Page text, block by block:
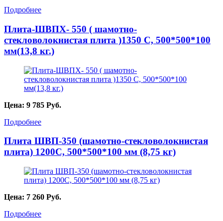
Подробнее
Плита-ШВПХ- 550 ( шамотно-
стекловолокнистая плита )1350 С, 500*500*100
мм(13,8 кг.)
Цена: 9 785 Руб.
Подробнее
Плита ШВП-350 (шамотно-стекловолокнистая
плита) 1200С, 500*500*100 мм (8,75 кг)
Цена: 7 260 Руб.
Подробнее